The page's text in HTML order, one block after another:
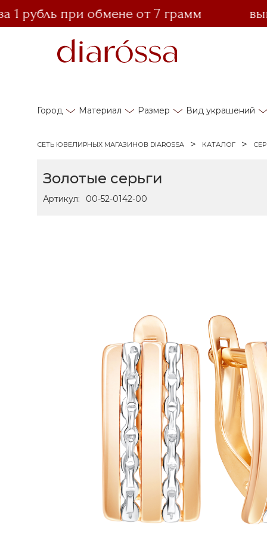
при обмене от 7 грамм
Город Материал Размер Вид украшений
СЕТЬ ЮВЕЛИРНЫХ МАГАЗИНОВ DIAROSSA КАТАЛОГ
Золотые серьги
Артикул: 00-52-0142-00